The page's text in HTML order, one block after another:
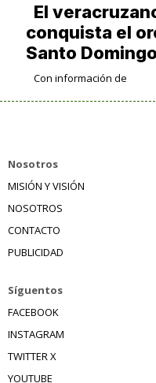
​El
conquista el
Santo
Con información de
Nosotros
MISIÓN Y VISIÓN
NOSOTROS
CONTACTO
PUBLICIDAD
Síguentos
FACEBOOK
INSTAGRAM
TWITTER X
YOUTUBE